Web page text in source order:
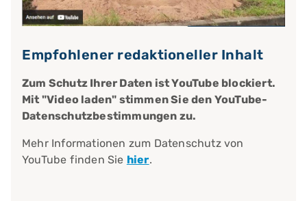
Empfohlener redaktioneller Inhalt
Zum Schutz Ihrer Daten ist YouTube blockiert.
Mit "Video laden" stimmen Sie den YouTube-
Datenschutzbestimmungen zu.
Mehr Informationen zum Datenschutz von
YouTube finden Sie hier.